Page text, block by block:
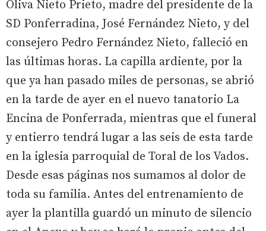
Oliva Nieto Prieto, madre del presidente de la
SD Ponferradina, José Fernández Nieto, y del
consejero Pedro Fernández Nieto, falleció en
las últimas horas. La capilla ardiente, por la
que ya han pasado miles de personas, se abrió
en la tarde de ayer en el nuevo tanatorio La
Encina de Ponferrada, mientras que el funeral
y entierro tendrá lugar a las seis de esta tarde
en la iglesia parroquial de Toral de los Vados.
Desde esas páginas nos sumamos al dolor de
toda su familia. Antes del entrenamiento de
ayer la plantilla guardó un minuto de silencio